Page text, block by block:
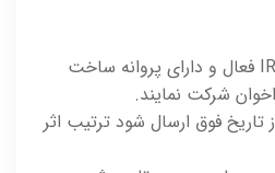
1. کلیه تولیدکنندگان دارای IRC فعال و دارای پروانه ساخت
شرکت نمایند.
تاریخ فوق ارسال شود ترتیب اثر